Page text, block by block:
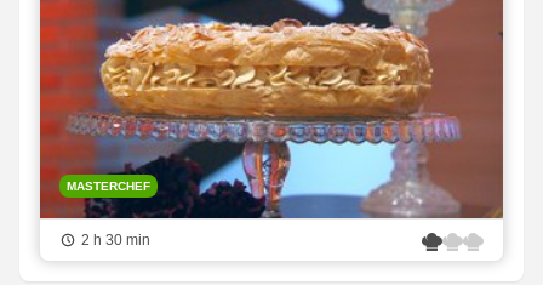
MASTERCHEF
2 h 30 min